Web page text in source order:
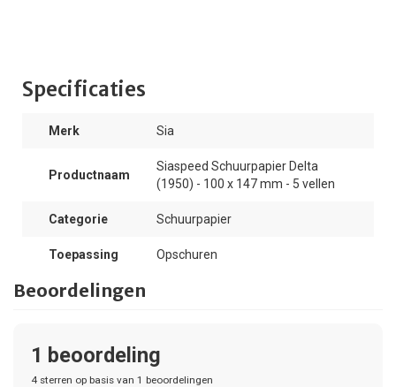
Specificaties
Merk Sia
Productnaam
Siaspeed Schuurpapier Delta
(1950) - 100 x 147 mm - 5 vellen
Categorie Schuurpapier
Toepassing Opschuren
Beoordelingen
1 beoordeling
4 sterren op basis van 1 beoordelingen